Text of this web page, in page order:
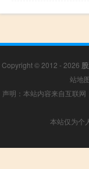
Copyright © 2012 - 2026
站地
声明：本站内容来自互联
本站仅为个